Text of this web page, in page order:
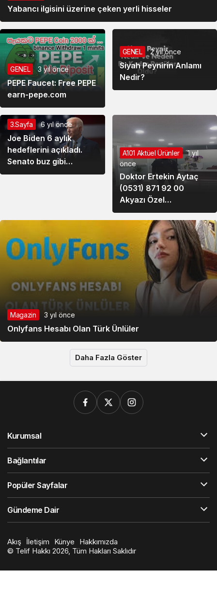
Yabancı ilgisini üzerine çeken yerli hisseler
GENEL 3 yıl önce
PEPE Faucet: Free PEPE
earn-pepe.com
GENEL 2 yıl önce
Siyah Peynirin Anlamı
Nedir?
3.Sayfa 6 yıl önce
Joe Biden 6 aylık
hedeflerini açıkladı.
Senato buz gibi…
A101 Aktüel Ürünler
1 yıl
önce
Doktor Ertekin Aytaç
(0531) 871 92 00
Akyazı Özel
Muayenehanesi
Magazin 3 yıl önce
Onlyfans Hesabı Olan Türk Ünlüler
Daha Fazla Göster
Kurumsal
Bağlantılar
Popüler Sayfalar
Gündeme Dair
Akış İletişim Künye
Hakkımızda
© Telif Hakkı 2026, Tüm Hakları Saklıdır